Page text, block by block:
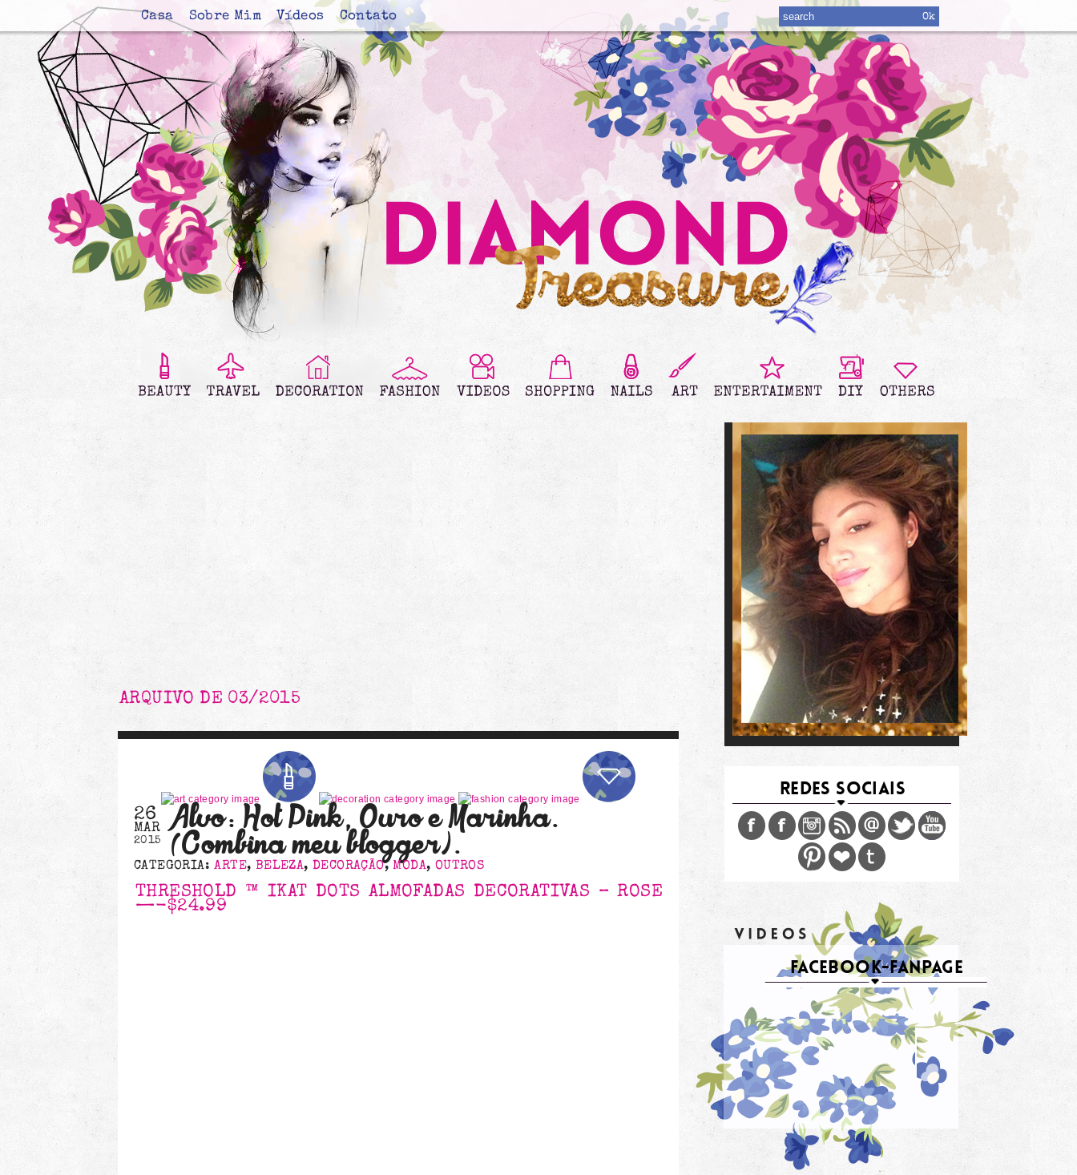
Casa Sobre Mim Vídeos Contato
REDES SOCIAIS
FACEBOOK-FANPAGE
ARQUIVO DE 03/2015
26
MAR
2015
Alvo: Hot Pink, Ouro e Marinha.
(Combina meu blogger).
CATEGORIA:ARTE, BELEZA, DECORAÇÃO,MODA, OUTROS
THRESHOLD ™ IKAT DOTS ALMOFADAS DECORATIVAS – ROSE
—-$24.99